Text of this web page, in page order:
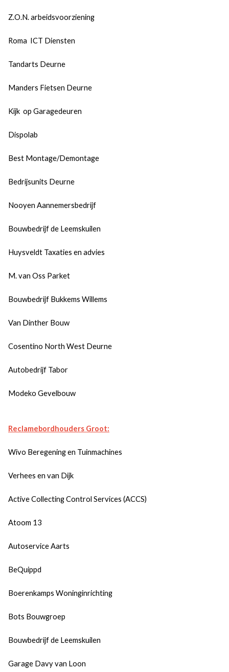
Z.O.N. arbeidsvoorziening
Roma ICT Diensten
Tandarts Deurne
Manders Fietsen Deurne
Kijk op Garagedeuren
Dispolab
Best Montage/Demontage
Bedrijsunits Deurne
Nooyen Aannemersbedrijf
Bouwbedrijf de Leemskuilen
Huysveldt Taxaties en advies
M. van Oss Parket
Bouwbedrijf Bukkems Willems
Van Dinther Bouw
Cosentino North West Deurne
Autobedrijf Tabor
Modeko Gevelbouw
Reclamebordhouders Groot:
Wivo Beregening en Tuinmachines
Verhees en van Dijk
Active Collecting Control Services (ACCS)
Atoom 13
Autoservice Aarts
BeQuippd
Boerenkamps Woninginrichting
Bots Bouwgroep
Bouwbedrijf de Leemskuilen
Garage Davy van Loon